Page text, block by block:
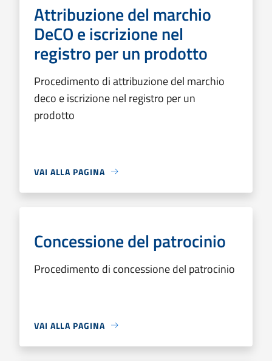
Attribuzione del marchio
DeCO e iscrizione nel
registro per un prodotto
Procedimento di attribuzione del marchio
deco e iscrizione nel registro per un
prodotto
VAI ALLA PAGINA
Concessione del patrocinio
Procedimento di concessione del patrocinio
VAI ALLA PAGINA